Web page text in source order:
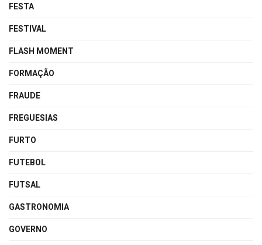
FESTA
FESTIVAL
FLASH MOMENT
FORMAÇÃO
FRAUDE
FREGUESIAS
FURTO
FUTEBOL
FUTSAL
GASTRONOMIA
GOVERNO